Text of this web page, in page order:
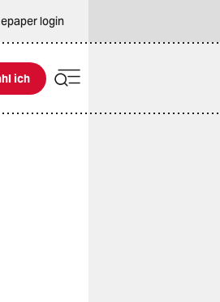
epaper login
ich